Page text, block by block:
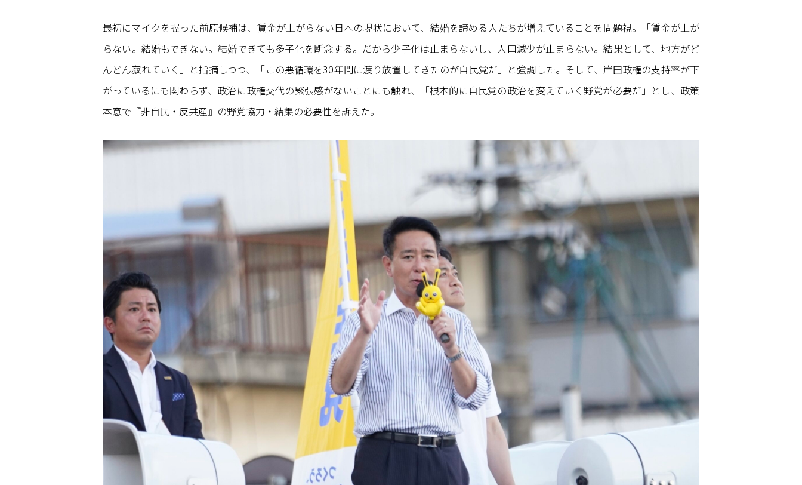
最初にマイクを握った前原候補は、賃金が上がらない日本の現状において、結婚を諦める人たちが増えていることを問題視。「賃金が上が
らない。結婚もできない。結婚できても多子化を断念する。だから少子化は止まらないし、人口減少が止まらない。結果として、地方がど
んどん寂れていく」と指摘しつつ、「この悪循環を30年間に渡り放置してきたのが自民党だ」と強調した。そして、岸田政権の支持率が下
がっているにも関わらず、政治に政権交代の緊張感がないことにも触れ、「根本的に自民党の政治を変えていく野党が必要だ」とし、政策
本意で『非自民・反共産』の野党協力・結集の必要性を訴えた。